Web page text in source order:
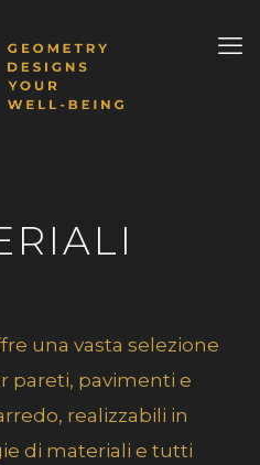
una vasta selezione
pareti, pavimenti e
realizzabili in
di materiali e tutti